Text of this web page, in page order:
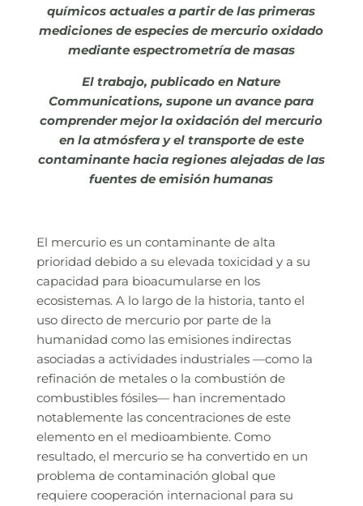
químicos actuales a partir de las primeras
mediciones de especies de mercurio oxidado
mediante espectrometría de masas
El trabajo, publicado en Nature
Communications, supone un avance para
comprender mejor la oxidación del mercurio
en la atmósfera y el transporte de este
contaminante hacia regiones alejadas de las
fuentes de emisión humanas
El mercurio es un contaminante de alta
prioridad debido a su elevada toxicidad y a su
capacidad para bioacumularse en los
ecosistemas. A lo largo de la historia, tanto el
uso directo de mercurio por parte de la
humanidad como las emisiones indirectas
asociadas a actividades industriales —como la
refinación de metales o la combustión de
combustibles fósiles— han incrementado
notablemente las concentraciones de este
elemento en el medioambiente. Como
resultado, el mercurio se ha convertido en un
problema de contaminación global que
requiere cooperación internacional para su